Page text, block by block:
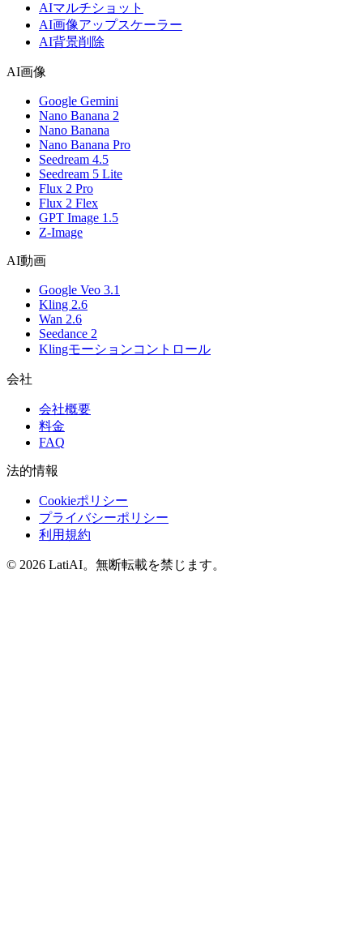
AIマルチショット
AI画像アップスケーラー
AI背景削除
AI画像
Google Gemini
Nano Banana 2
Nano Banana
Nano Banana Pro
Seedream 4.5
Seedream 5 Lite
Flux 2 Pro
Flux 2 Flex
GPT Image 1.5
Z-Image
AI動画
Google Veo 3.1
Kling 2.6
Wan 2.6
Seedance 2
Klingモーションコントロール
会社
会社概要
料金
FAQ
法的情報
Cookieポリシー
プライバシーポリシー
利用規約
© 2026 LatiAI。無断転載を禁じます。